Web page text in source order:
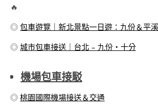
🔥
◎ 包車遊覽｜新北景點一日遊：九份＆平
◎ 城市包車接送｜台北 – 九份・十分
機場包車接駁
◎ 桃園國際機場接送＆交通